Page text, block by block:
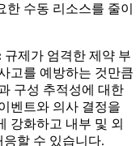
수동 리소스를 줄이
규제가 엄격한 제약 부
고를 예방하는 것만큼
구성 추적성에 대한
벤트와 의사 결정을
강화하고 내부 및 외
할 수 있습니다.